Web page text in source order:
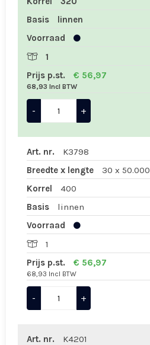
Basis
linnen
Voorraad
1
Prijs p.st.
€ 56,97
68,93 Incl BTW
- +
Art. nr.
K3798
Breedte x lengte
30 x 50.000
Korrel
400
Basis
linnen
Voorraad
1
Prijs p.st.
€ 56,97
68,93 Incl BTW
- +
Art. nr.
K4201